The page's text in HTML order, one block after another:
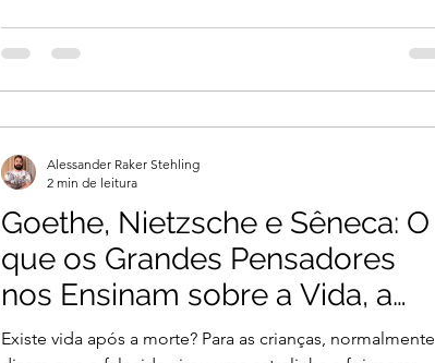
Goethe, Nietzsche e Sêneca: O
que os Grandes Pensadores
nos Ensinam sobre a Vida, a
Morte e o Significado da
Existe vida após a morte? Para as crianças, normalmente
Alessander Raker Stehling
2 min de leitura